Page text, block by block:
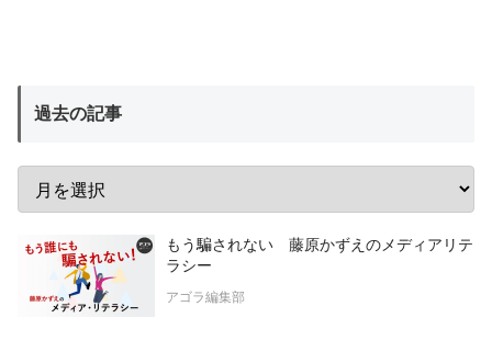
過去の記事
もう騙されない 藤原かずえのメディアリテ
ラシー
アゴラ編集部